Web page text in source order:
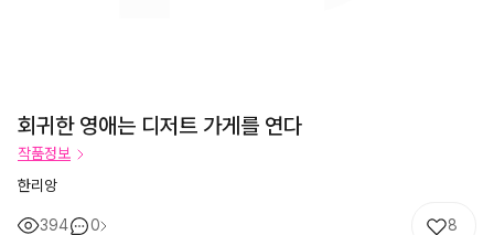
회귀한 영애는 디저트 가게를 연다
작품정보
한리앙
394 0 8